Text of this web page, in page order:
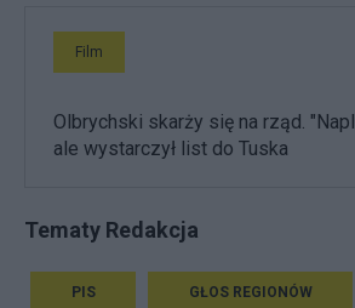
Film
Olbrychski skarży się na rząd.
ale wystarczył list do Tuska
Tematy Redakcja
PIS GŁOS REGIONÓW